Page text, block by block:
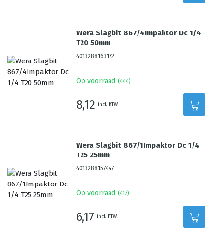
Wera Slagbit 867/4Impaktor Dc 1/4
T20 50mm
4013288163172
Op voorraad (444)
8,12 incl. BTW
Wera Slagbit 867/1Impaktor Dc 1/4
T25 25mm
4013288157447
Op voorraad (417)
6,17 incl. BTW